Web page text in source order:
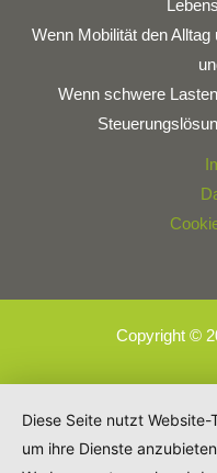
Wenn Mobilität den
Wenn schwere
Copyright ©
Diese Seite nutzt
um ihre Dienste